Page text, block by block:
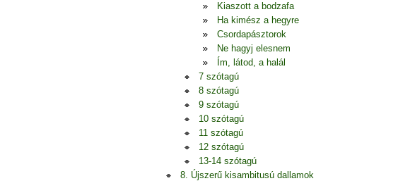
Kiaszott a bodzafa
Ha kimész a hegyre
Csordapásztorok
Ne hagyj elesnem
Ím, látod, a halál
7 szótagú
8 szótagú
9 szótagú
10 szótagú
11 szótagú
12 szótagú
13-14 szótagú
8. Újszerű kisambitusú dallamok